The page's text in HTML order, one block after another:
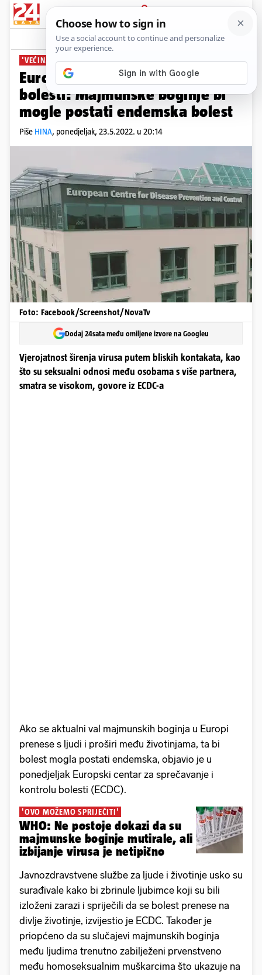
PRIJAVA
News Komentari
'VEĆINA IMA BLAGE SIMPTOME'
Europski centar za kontrolu
bolesti: Majmunske boginje bi
mogle postati endemska bolest
Piše HINA, ponedjeljak, 23.5.2022. u 20:14
Foto: Facebook/Screenshot/NovaTv
Dodaj 24sata među omiljene izvore na Googleu
Vjerojatnost širenja virusa putem bliskih kontakata, kao
što su seksualni odnosi među osobama s više partnera,
smatra se visokom, govore iz ECDC-a
Ako se aktualni val majmunskih boginja u Europi
prenese s ljudi i proširi među životinjama, ta bi
bolest mogla postati endemska, objavio je u
ponedjeljak Europski centar za sprečavanje i
kontrolu bolesti (ECDC).
'OVO MOŽEMO SPRIJEČITI'
WHO: Ne postoje dokazi da su
majmunske boginje mutirale, ali
izbijanje virusa je netipično
Javnozdravstvene službe za ljude i životinje usko su
surađivale kako bi zbrinule ljubimce koji su bili
izloženi zarazi i spriječili da se bolest prenese na
divlje životinje, izvijestio je ECDC. Također je
priopćeno da su slučajevi majmunskih boginja
među ljudima trenutno zabilježeni prvenstveno
među homoseksualnim muškarcima što ukazuje na